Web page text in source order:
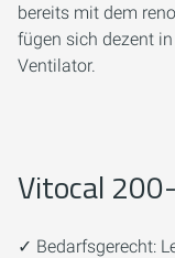
bereits mit dem
fügen sich dezent
Ventilator.
Vitocal
✓ Bedarfsgerecht: